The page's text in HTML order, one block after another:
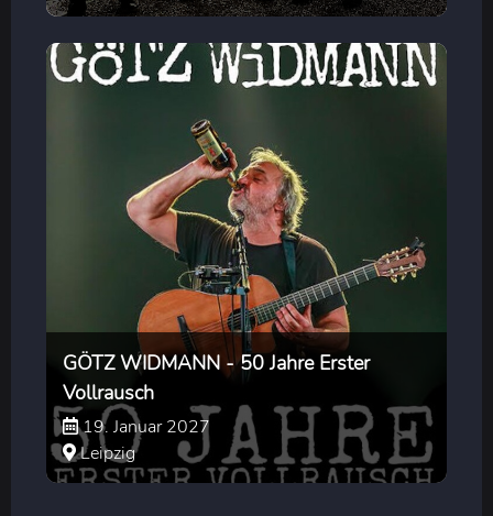
GÖTZ WIDMANN - 50 Jahre Erster
Vollrausch
19. Januar 2027
Leipzig